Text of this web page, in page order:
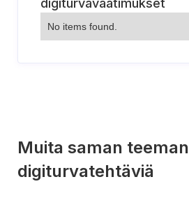
digiturvavaatimukset
No items found.
Muita saman teeman
digiturvatehtäviä